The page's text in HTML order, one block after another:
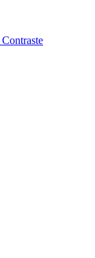
Contraste